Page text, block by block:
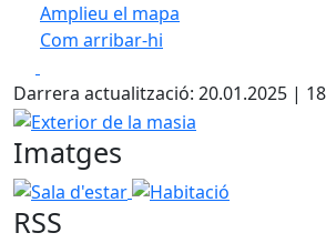
Amplieu el mapa
Com arribar-hi
+
−
Darrera actualització: 20.01.2025 |
Exterior de la masia
Imatges
Sala d'estar Habitació
RSS